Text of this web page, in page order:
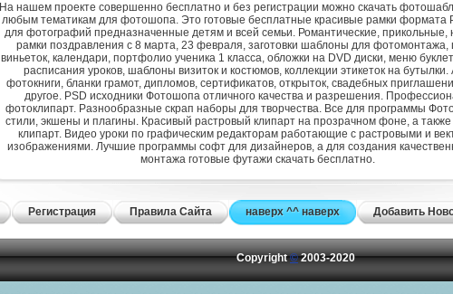
На нашем проекте совершенно бесплатно и без регистрации можно скачать
любым тематикам для фотошопа. Это готовые бесплатные красивые рамки формата
для фотографий предназначенные детям и всей семьи. Романтические, прикольные,
рамки поздравления с 8 марта, 23 февраля, заготовки шаблоны для
виньеток, календари, портфолио ученика 1 класса, обложки на DVD диски, меню
расписания уроков, шаблоны визиток и костюмов, коллекции этикеток на бутылки.
фотокниги, бланки грамот, дипломов, сертификатов, открыток, свадебных
другое. PSD исходники Фотошопа отличного качества и разрешения.
фотоклипарт. Разнообразные скрап наборы для творчества. Все для программы
стили, экшены и плагины. Красивый растровый клипарт на прозрачном фоне, а
клипарт. Видео уроки по графическим редакторам работающие с растровыми и
изображениями. Лучшие программы софт для дизайнеров, а для создания
монтажа готовые футажи скачать бесплатно.
Регистрация Правила Сайта наверх ^^ наверх Добавить
Copyright©2003-2020